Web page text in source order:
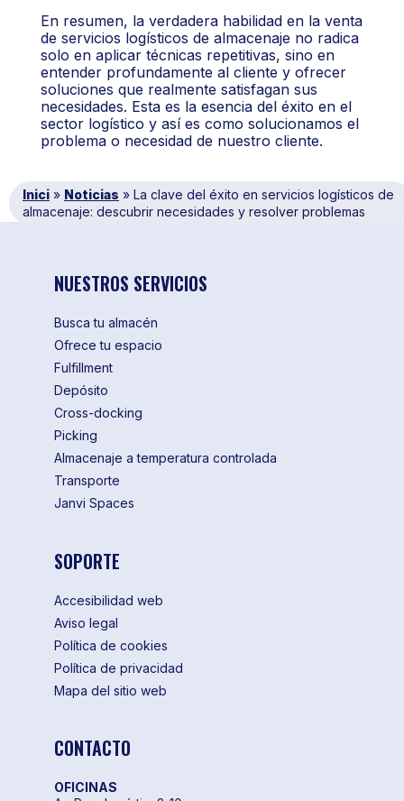
En resumen, la verdadera habilidad en la venta
de servicios logísticos de almacenaje no radica
solo en aplicar técnicas repetitivas, sino en
entender profundamente al cliente y ofrecer
soluciones que realmente satisfagan sus
necesidades. Esta es la esencia del éxito en el
sector logístico y así es como solucionamos el
problema o necesidad de nuestro cliente.
Inici » Noticias » La clave del éxito en servicios logísticos de
almacenaje: descubrir necesidades y resolver problemas
NUESTROS SERVICIOS
Busca tu almacén
Ofrece tu espacio
Fulfillment
Depósito
Cross-docking
Picking
Almacenaje a temperatura controlada
Transporte
Janvi Spaces
SOPORTE
Accesibilidad web
Aviso legal
Política de cookies
Política de privacidad
Mapa del sitio web
CONTACTO
OFICINAS